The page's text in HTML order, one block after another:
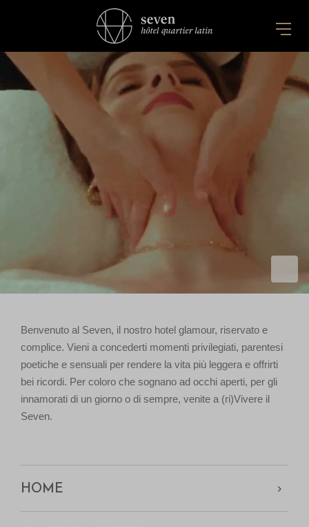
Benvenuto al Seven, il nostro hotel glamour, riservato e
complice. Vieni a concederti momenti privilegiati, parentesi
poetiche e sensuali per rendere la vita più leggera e offrirti
bei ricordi. Per coloro che sognano ad occhi aperti, per gli
innamorati di un giorno o di sempre, venite a (ri)Vivere il
Seven.
HOME